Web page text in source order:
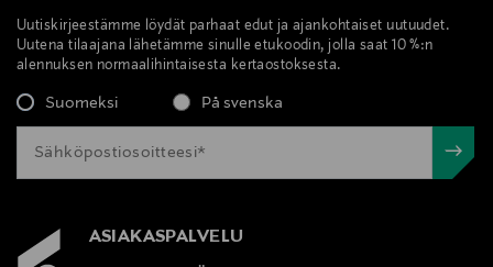
Uutiskirjeestämme löydät parhaat edut ja ajankohtaiset uutuudet.
Uutena tilaajana lähetämme sinulle etukoodin, jolla saat 10 %:n
alennuksen normaalihintaisesta kertaostoksesta.
Suomeksi På svenska
ASIAKASPALVELU